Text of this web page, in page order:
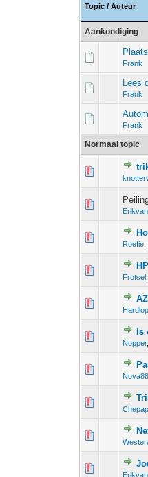
Topic /Auteur
Aankondiging
Frank
Lees
Frank
Frank
Normaal topic
Roefie
Frutsel
Nopper,
Nova88
Chepap